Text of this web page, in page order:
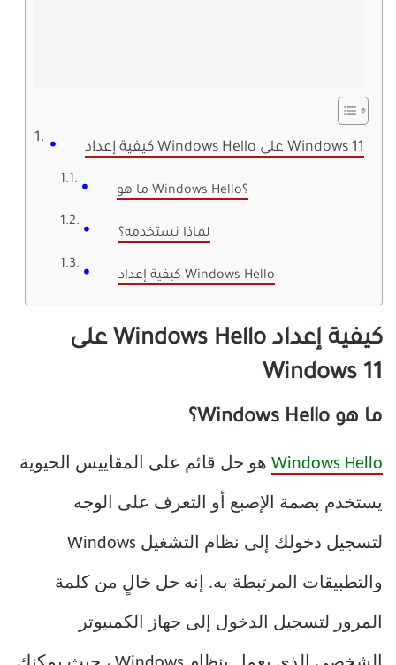
كيفية إعداد Windows Hello على Windows 11
ما هو Windows Hello؟
لماذا نستخدمه؟
كيفية إعداد Windows Hello
كيفية إعداد Windows Hello على
Windows 11
ما هو Windows Hello؟
Windows Hello هو حل قائم على المقاييس الحيوية
يستخدم بصمة الإصبع أو التعرف على الوجه
لتسجيل دخولك إلى نظام التشغيل Windows
والتطبيقات المرتبطة به. إنه حل خالٍ من كلمة
المرور لتسجيل الدخول إلى جهاز الكمبيوتر